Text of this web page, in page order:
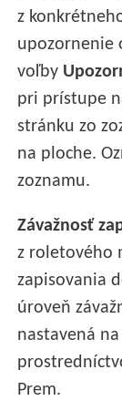
z
upozornenie
voľby
pri prístupe
stránku zo
na ploche.
zoznamu.
Závažnosť
z roletového
zapisovania
úroveň
nastavená
Prem.